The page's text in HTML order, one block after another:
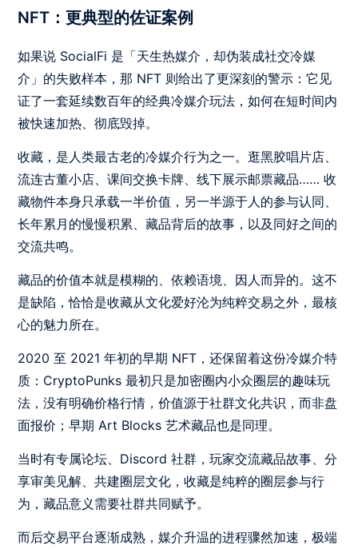
NFT：更典型的佐证案例
如果说 SocialFi 是「天生热媒介，却伪装成社交冷媒
介」的失败样本，那 NFT 则给出了更深刻的警示：它见
证了一套延续数百年的经典冷媒介玩法，如何在短时间内
被快速加热、彻底毁掉。
收藏，是人类最古老的冷媒介行为之一。逛黑胶唱片店、
流连古董小店、课间交换卡牌、线下展示邮票藏品…… 收
藏物件本身只承载一半价值，另一半源于人的参与认同、
长年累月的慢慢积累、藏品背后的故事，以及同好之间的
交流共鸣。
藏品的价值本就是模糊的、依赖语境、因人而异的。这不
是缺陷，恰恰是收藏从文化爱好沦为纯粹交易之外，最核
心的魅力所在。
2020 至 2021 年初的早期 NFT，还保留着这份冷媒介特
质：CryptoPunks 最初只是加密圈内小众圈层的趣味玩
法，没有明确价格行情，价值源于社群文化共识，而非盘
面报价；早期 Art Blocks 艺术藏品也是同理。
当时有专属论坛、Discord 社群，玩家交流藏品故事、分
享审美见解、共建圈层文化，收藏是纯粹的圈层参与行
为，藏品意义需要社群共同赋予。
而后交易平台逐渐成熟，媒介升温的进程骤然加速，极端